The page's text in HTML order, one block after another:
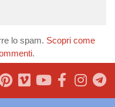
lo spam. Scopri come
.